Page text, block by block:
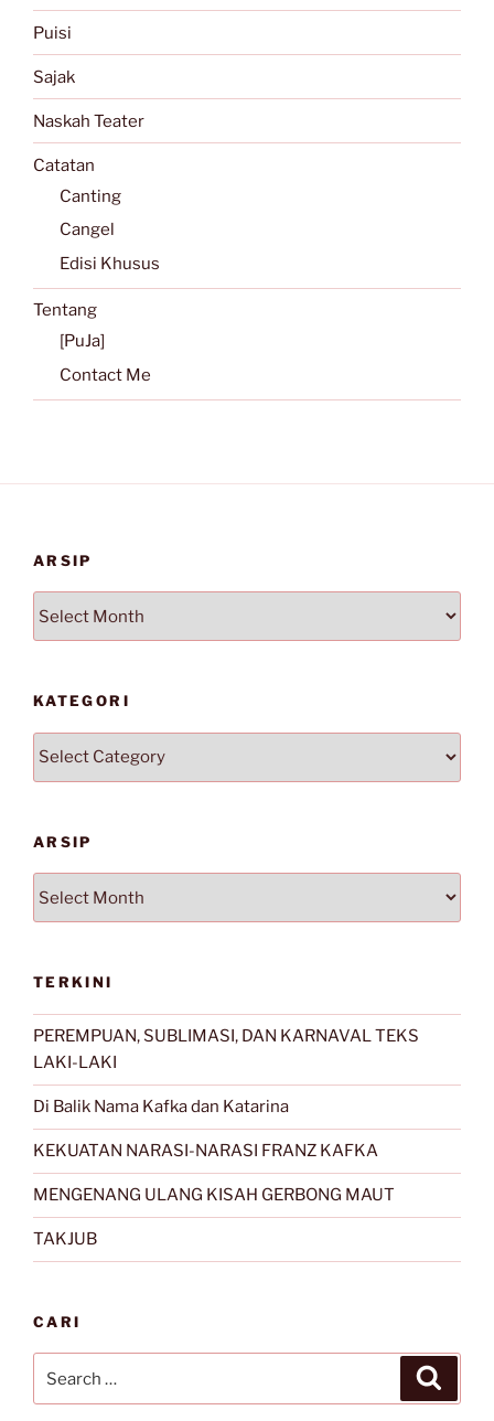
Puisi
Sajak
Naskah Teater
Catatan
Canting
Cangel
Edisi Khusus
Tentang
[PuJa]
Contact Me
ARSIP
KATEGORI
Kategori
ARSIP
TERKINI
PEREMPUAN, SUBLIMASI, DAN KARNAVAL TEKS
LAKI-LAKI
Di Balik Nama Kafka dan Katarina
KEKUATAN NARASI-NARASI FRANZ KAFKA
MENGENANG ULANG KISAH GERBONG MAUT
TAKJUB
CARI
for: